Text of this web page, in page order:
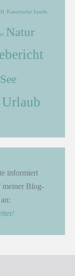
Kanarische Inseln
Natur
See
Urlaub
informiert
meiner Blog-